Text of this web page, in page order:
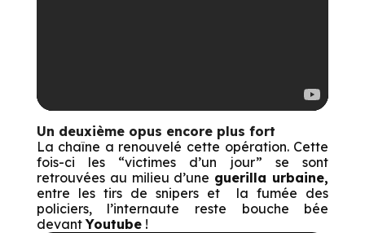
Un deuxième opus encore plus fort
La chaîne a renouvelé cette opération. Cette
fois-ci les “victimes d’un jour” se sont
retrouvées au milieu d’une guerilla urbaine,
entre les tirs de snipers et la fumée des
policiers, l’internaute reste bouche bée
devantYoutube!